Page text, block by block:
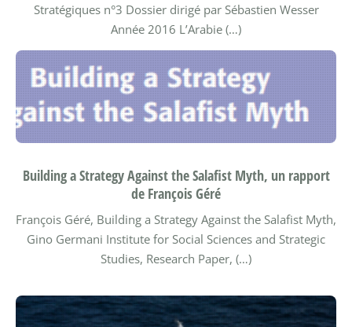
Stratégiques n°3 Dossier dirigé par Sébastien Wesser
Année 2016 L’Arabie (…)
Building a Strategy Against the Salafist Myth, un rapport
de François Géré
François Géré, Building a Strategy Against the Salafist Myth,
Gino Germani Institute for Social Sciences and Strategic
Studies, Research Paper, (…)